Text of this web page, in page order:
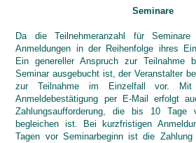
Seminare
Da die Teilnehmeranzahl für
Anmeldungen in der Reihenfolge ihres
Ein genereller Anspruch zur Teilnahme
Seminar ausgebucht ist, der Veranstalter
zur Teilnahme im Einzelfall vor. Mit
Anmeldebestätigung per E-Mail erfolgt
Zahlungsaufforderung, die bis 10 Tage
begleichen ist. Bei kurzfristigen
Tagen vor Seminarbeginn ist die